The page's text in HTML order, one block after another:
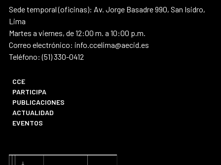
Sede temporal (oficinas): Av. Jorge Basadre 990, San Isidro,
Lima
Martes a viernes, de 12:00 m. a 10:00 p.m.
Correo electrónico: info.ccelima@aecid.es
Teléfono: (51) 330-0412
CCE
PARTICIPA
PUBLICACIONES
ACTUALIDAD
EVENTOS